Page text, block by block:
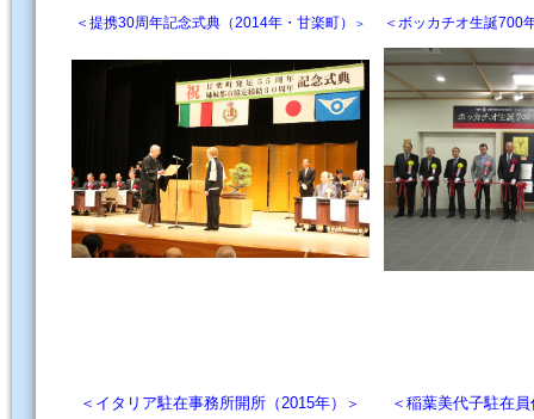
＜提携30周年記念式典（2014年・甘楽町） ＞ ＜ボッカチオ生誕700
＜イタリア駐在事務所開所（2015年） ＞ ＜稲葉美代子駐在